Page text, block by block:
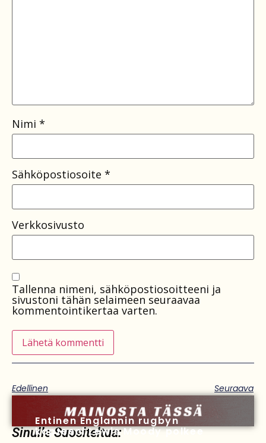
Nimi *
Sähköpostiosoite *
Verkkosivusto
Tallenna nimeni, sähköpostiosoitteeni ja
sivustoni tähän selaimeen seuraavaa
kommentointikertaa varten.
Edellinen Seuraava
Sinulle Suositeltua:
Entinen Englannin rugbyn
kapteeni Lewis Moody polkee